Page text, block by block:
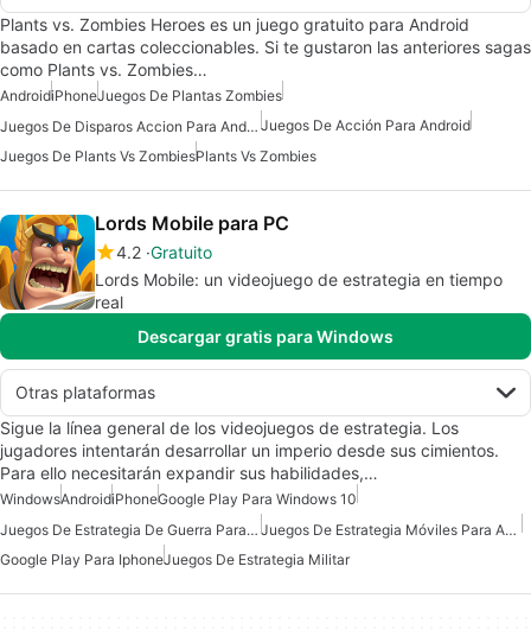
Plants vs. Zombies Heroes es un juego gratuito para Android
basado en cartas coleccionables. Si te gustaron las anteriores sagas
como Plants vs. Zombies…
AndroidiPhoneJuegos De Plantas Zombies
Juegos De Disparos Accion Para Android Juegos De Acción Para Android
Juegos De Plants Vs ZombiesPlants Vs Zombies
Lords Mobile para PC
4.2 Gratuito
Lords Mobile: un videojuego de estrategia en tiempo
real
Descargar gratis para Windows
Otras plataformas
Sigue la línea general de los videojuegos de estrategia. Los
jugadores intentarán desarrollar un imperio desde sus cimientos.
Para ello necesitarán expandir sus habilidades,…
WindowsAndroidiPhoneGoogle Play Para Windows 10
Juegos De Estrategia De Guerra Para Android Gratis
Juegos De Estrategia Móviles Para Android Gratis
Google Play Para IphoneJuegos De Estrategia Militar